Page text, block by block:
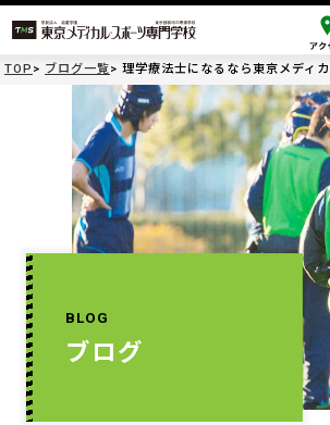
TOP ブログ一覧 理学療法士になるなら東京メディ
BLOG
ブログ